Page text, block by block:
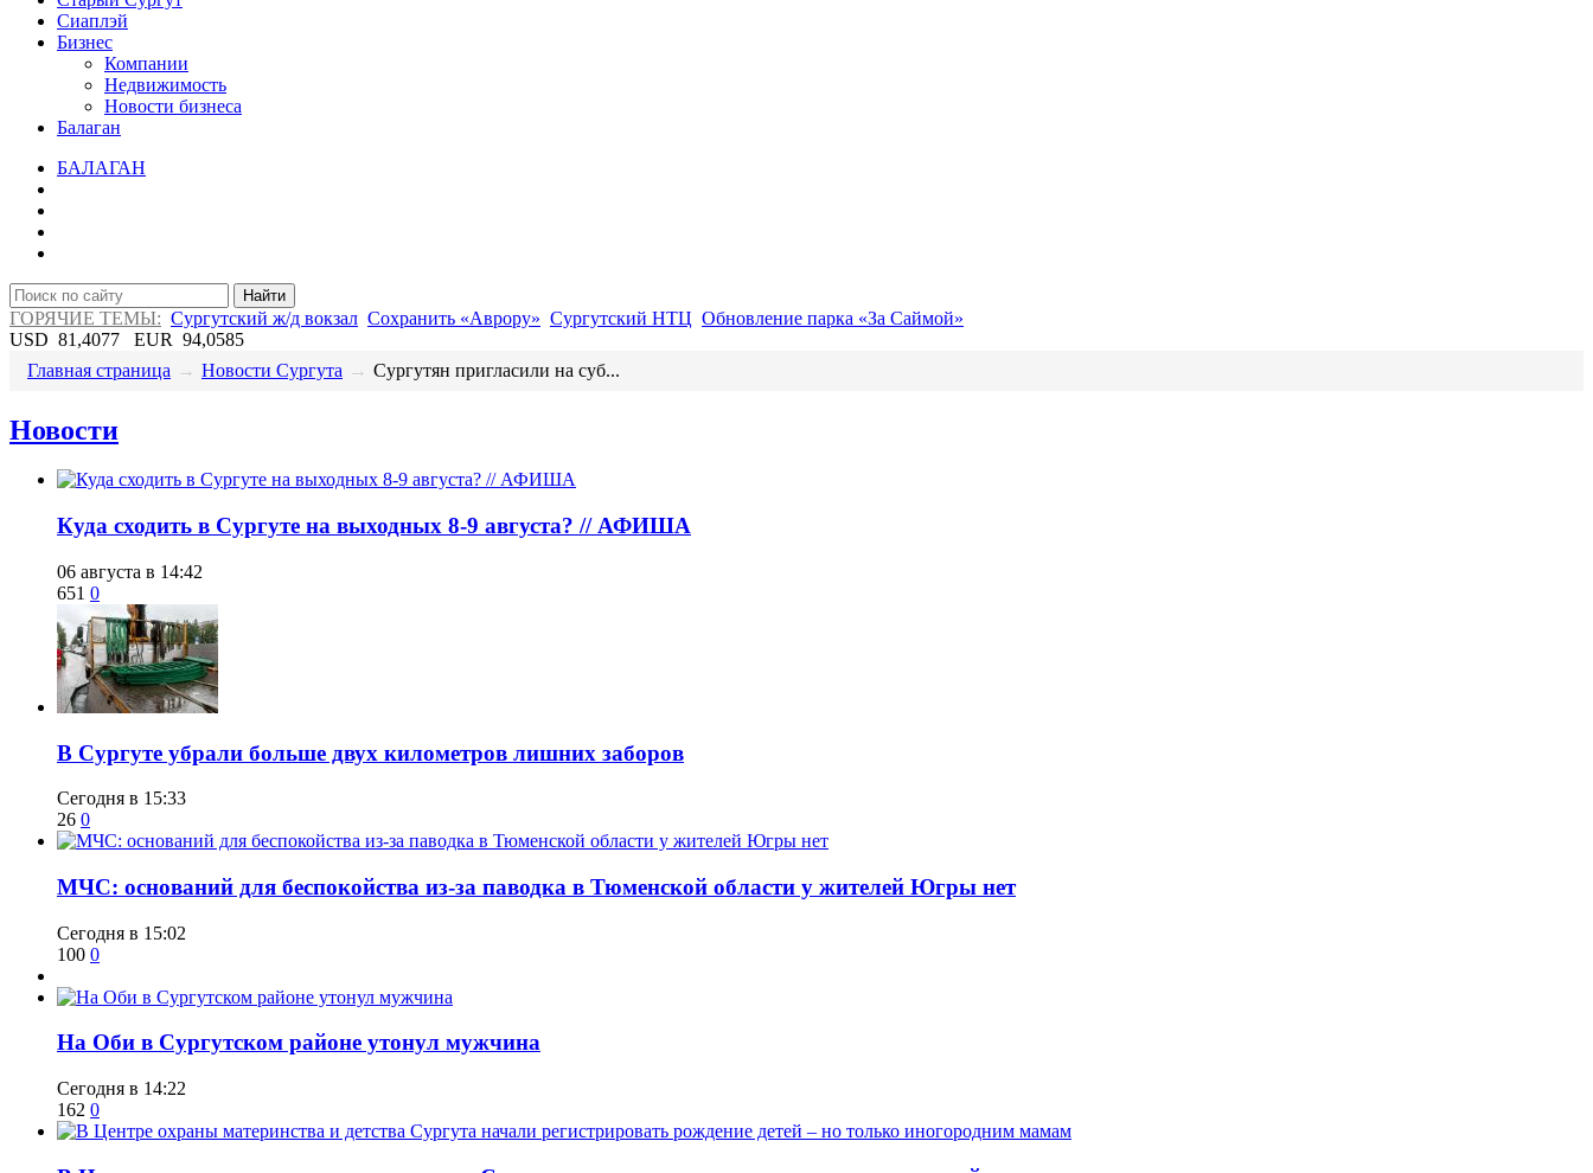
Сиаплэй
Бизнес
Компании
Недвижимость
Новости бизнеса
Балаган
БАЛАГАН
Найти
ГОРЯЧИЕ ТЕМЫ: Сургутский ж/д вокзал Сохранить «Аврору» Сургутский НТЦ Обновление парка «За Саймой»
USD 81,4077 EUR 94,0585
Главная страница → Новости Сургута → Сургутян пригласили на суб...
Новости
​Куда сходить в Сургуте на выходных 8-9 августа? // АФИША
06 августа в 14:42
651 0
​В Сургуте убрали больше двух километров лишних заборов
Сегодня в 15:33
26 0
​МЧС: оснований для беспокойства из-за паводка в Тюменской области у жителей Югры нет
Сегодня в 15:02
100 0
​На Оби в Сургутском районе утонул мужчина
Сегодня в 14:22
162 0